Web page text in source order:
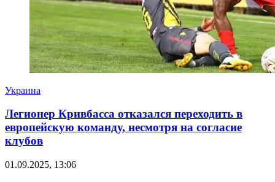
Украина
Легионер Кривбасса отказался переходить в
европейскую команду, несмотря на согласие
клубов
01.09.2025, 13:06